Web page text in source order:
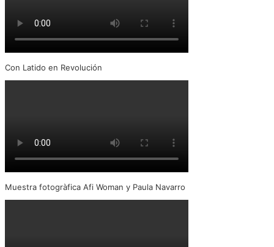
Con Latido en Revolución
Muestra fotogràfica Afi Woman y Paula Navarro